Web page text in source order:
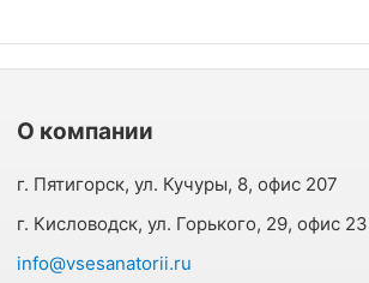
О компании
г. Пятигорск, ул. Кучуры, 8, офис 207
г. Кисловодск, ул. Горького, 29, офис 23
info@vsesanatorii.ru